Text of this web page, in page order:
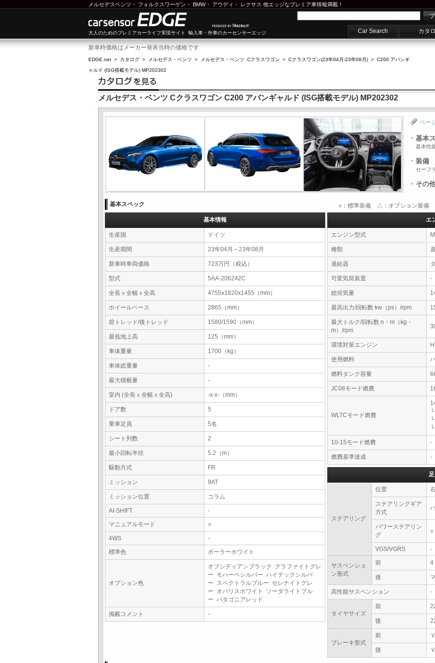
メルセデスベンツ ・ フォルクスワーゲン ・ BMW・ アウディ ・ レクサス 他エッジなプレミア車情報満載！
大人のためのプレミアカーライフ実現サイト 輸入車・外車のカーセンサーエッジ Car Search カタ
新車時価格はメーカー発表当時の価格です
EDGE.net > カタログ > メルセデス・ベンツ > メルセデス・ベンツ Cクラスワゴン > Cクラスワゴン(23年04月-23年08月) > C200 アバンギ
ャルド (ISG搭載モデル) MP202302
メルセデス・ベンツ Cクラスワゴン C200 アバンギャルド (ISG搭載モデル) MP202302
ペー
基本
基本性
装備
セーフ
その
基本スペック ○：標準装備 △：オプション装備 -
基本情報
生産国 ドイツ
生産期間 23年04月～23年08月
新車時車両価格 723万円（税込）
型式 5AA-206242C
全長ｘ全幅ｘ全高 4755x1820x1455（mm）
ホイールベース 2865（mm）
前トレッド/後トレッド 1580/1590（mm）
最低地上高 125（mm）
車体重量 1700（kg）
車体総重量 -
最大積載量 -
室内 (全長ｘ全幅ｘ全高) -x-x-（mm）
ドア数 5
乗車定員 5名
シート列数 2
最小回転半径 5.2（m）
駆動方式 FR
ミッション 9AT
ミッション位置 コラム
AI-SHIFT
-
マニュアルモード
○
4WS
-
標準色
ポーラーホワイト
オプション色
オブシディアンブラック グラファイトグレ
ー モハーベシルバー ハイテックシルバ
ー スペクトラルブルー セレナイトグレ
ー オパリスホワイト ソーダライトブル
ー パタゴニアレッド
掲載コメント -
エ
エンジン型式
種類
過給器
可変気筒装置 -
総排気量
最高出力/回転数 kw（ps）/rpm
最大トルク/回転数 n・m（kg・
m）/rpm
環境対策エンジン
使用燃料
燃料タンク容量
JC08モード燃費
WLTCモード燃費
10-15モード燃費 -
燃費基準達成 -
ステアリング
位置
ステアリングギア
方式
パワーステアリン
グ
○
VGS/VGRS -
サスペンショ
ン形式
前 4
後
高性能サスペンション -
タイヤサイズ
前
後
ブレーキ形式
前
後